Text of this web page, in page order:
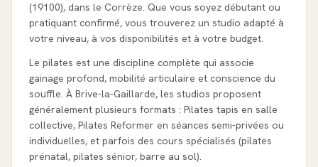
(19100), dans le Corrèze. Que vous soyez débutant ou
pratiquant confirmé, vous trouverez un studio adapté à
votre niveau, à vos disponibilités et à votre budget.
Le pilates est une discipline complète qui associe
gainage profond, mobilité articulaire et conscience du
souffle. À Brive-la-Gaillarde, les studios proposent
généralement plusieurs formats : Pilates tapis en salle
collective, Pilates Reformer en séances semi-privées ou
individuelles, et parfois des cours spécialisés (pilates
prénatal, pilates sénior, barre au sol).